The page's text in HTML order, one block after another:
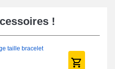
!
taille bracelet